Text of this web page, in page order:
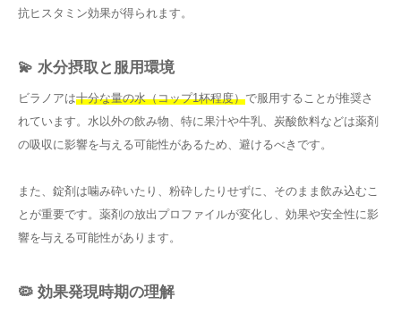
抗ヒスタミン効果が得られます。
💫 水分摂取と服用環境
ビラノアは十分な量の水（コップ1杯程度）で服用することが推奨さ
れています。水以外の飲み物、特に果汁や牛乳、炭酸飲料などは薬剤
の吸収に影響を与える可能性があるため、避けるべきです。
また、錠剤は噛み砕いたり、粉砕したりせずに、そのまま飲み込むこ
とが重要です。薬剤の放出プロファイルが変化し、効果や安全性に影
響を与える可能性があります。
🦠 効果発現時期の理解